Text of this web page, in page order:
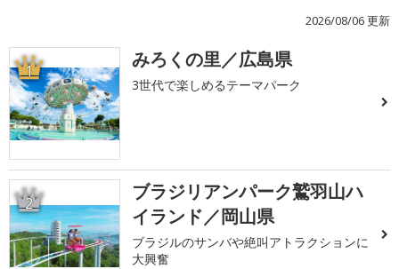
2026/08/06 更新
1 みろくの里／広島県
3世代で楽しめるテーマパーク
2
ブラジリアンパーク鷲羽山ハ
イランド／岡山県
ブラジルのサンバや絶叫アトラクションに
大興奮